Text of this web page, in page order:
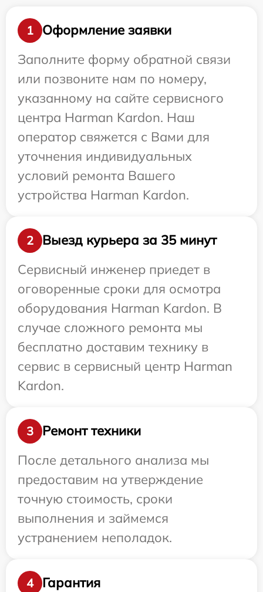
1
Оформление заявки
Заполните форму обратной связи
или позвоните нам по номеру,
указанному на сайте сервисного
центра Harman Kardon. Наш
оператор свяжется с Вами для
уточнения индивидуальных
условий ремонта Вашего
устройства Harman Kardon.
2
Выезд курьера за 35 минут
Сервисный инженер приедет в
оговоренные сроки для осмотра
оборудования Harman Kardon. В
случае сложного ремонта мы
бесплатно доставим технику в
сервис в сервисный центр Harman
Kardon.
3
Ремонт техники
После детального анализа мы
предоставим на утверждение
точную стоимость, сроки
выполнения и займемся
устранением неполадок.
4
Гарантия